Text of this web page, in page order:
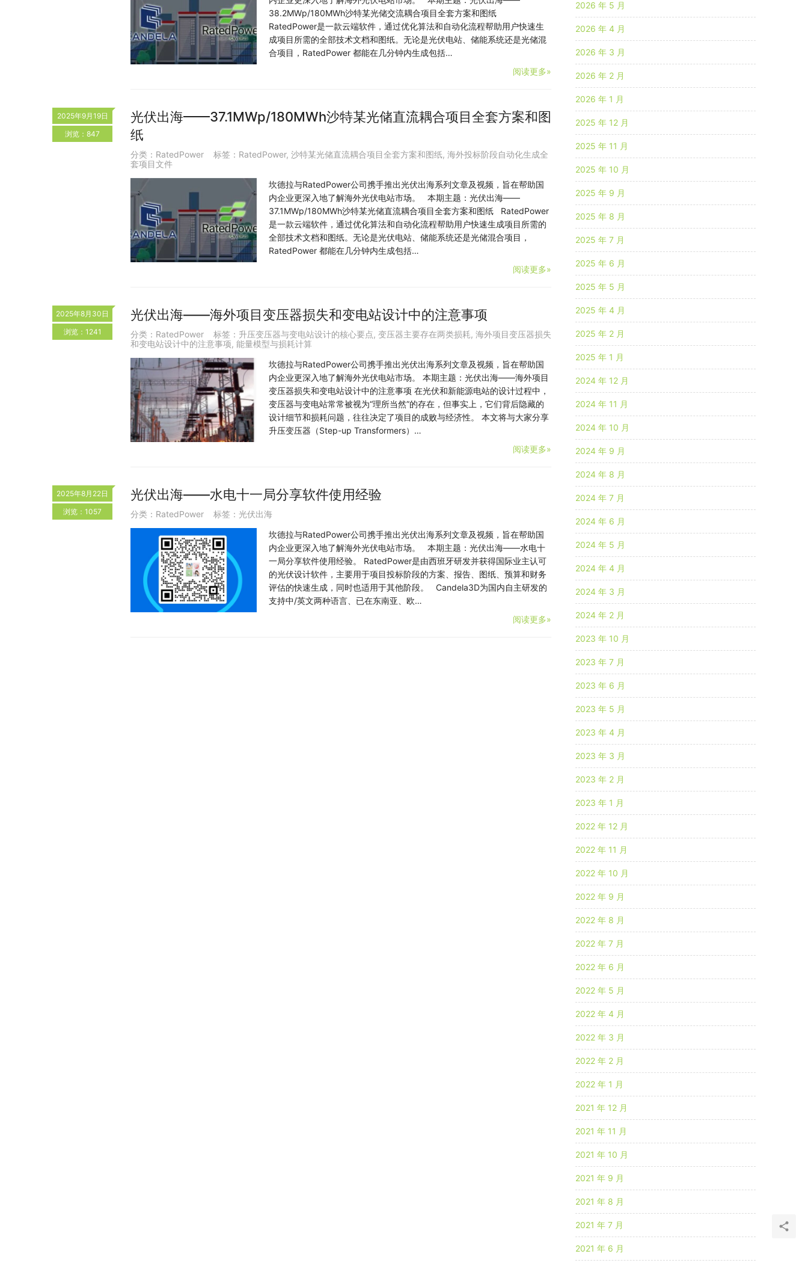
38.2MWp/180MWh沙特某光储交流耦合项目全套方案和图纸
RatedPower是一款云端软件，通过优化算法和自动化流程帮助用户快速生
成项目所需的全部技术文档和图纸。无论是光伏电站、储能系统还是光储混
合项目，RatedPower 都能在几分钟内生成包括…
阅读更多»
2025年9月19日
浏览：847
光伏出海——37.1MWp/180MWh沙特某光储直流耦合项目全套方案和图
纸
分类： RatedPower 标签： RatedPower, 沙特某光储直流耦合项目全套方案和图纸, 海外投标阶段自动化生成全
套项目文件
坎德拉与RatedPower公司携手推出光伏出海系列文章及视频，旨在帮助国
内企业更深入地了解海外光伏电站市场。 本期主题：光伏出海——
37.1MWp/180MWh沙特某光储直流耦合项目全套方案和图纸 RatedPower
是一款云端软件，通过优化算法和自动化流程帮助用户快速生成项目所需的
全部技术文档和图纸。无论是光伏电站、储能系统还是光储混合项目，
RatedPower 都能在几分钟内生成包括…
阅读更多»
2025年8月30日
浏览：1241
光伏出海——海外项目变压器损失和变电站设计中的注意事项
分类： RatedPower 标签： 升压变压器与变电站设计的核心要点, 变压器主要存在两类损耗, 海外项目变压器损失
和变电站设计中的注意事项, 能量模型与损耗计算
坎德拉与RatedPower公司携手推出光伏出海系列文章及视频，旨在帮助国
内企业更深入地了解海外光伏电站市场。 本期主题：光伏出海——海外项目
变压器损失和变电站设计中的注意事项 在光伏和新能源电站的设计过程中，
变压器与变电站常常被视为“理所当然”的存在，但事实上，它们背后隐藏的
设计细节和损耗问题，往往决定了项目的成败与经济性。 本文将与大家分享
升压变压器（Step-up Transformers）…
阅读更多»
2025年8月22日
浏览：1057
光伏出海——水电十一局分享软件使用经验
分类： RatedPower 标签： 光伏出海
坎德拉与RatedPower公司携手推出光伏出海系列文章及视频，旨在帮助国
内企业更深入地了解海外光伏电站市场。 本期主题：光伏出海——水电十
一局分享软件使用经验。 RatedPower是由西班牙研发并获得国际业主认可
的光伏设计软件，主要用于项目投标阶段的方案、报告、图纸、预算和财务
评估的快速生成，同时也适用于其他阶段。 Candela3D为国内自主研发的
支持中/英文两种语言、已在东南亚、欧…
阅读更多»
2026 年 5 月
2026 年 4 月
2026 年 3 月
2026 年 2 月
2026 年 1 月
2025 年 12 月
2025 年 11 月
2025 年 10 月
2025 年 9 月
2025 年 8 月
2025 年 7 月
2025 年 6 月
2025 年 5 月
2025 年 4 月
2025 年 2 月
2025 年 1 月
2024 年 12 月
2024 年 11 月
2024 年 10 月
2024 年 9 月
2024 年 8 月
2024 年 7 月
2024 年 6 月
2024 年 5 月
2024 年 4 月
2024 年 3 月
2024 年 2 月
2023 年 10 月
2023 年 7 月
2023 年 6 月
2023 年 5 月
2023 年 4 月
2023 年 3 月
2023 年 2 月
2023 年 1 月
2022 年 12 月
2022 年 11 月
2022 年 10 月
2022 年 9 月
2022 年 8 月
2022 年 7 月
2022 年 6 月
2022 年 5 月
2022 年 4 月
2022 年 3 月
2022 年 2 月
2022 年 1 月
2021 年 12 月
2021 年 11 月
2021 年 10 月
2021 年 9 月
2021 年 8 月
2021 年 7 月
2021 年 6 月